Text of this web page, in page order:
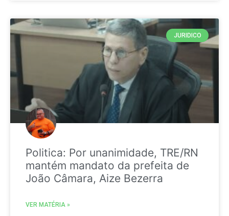
JURIDICO
Politica: Por unanimidade, TRE/RN
mantém mandato da prefeita de
João Câmara, Aize Bezerra
VER MATÉRIA »